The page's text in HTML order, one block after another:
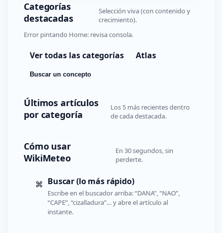
Categorías
destacadas
Selección viva (con contenido y
crecimiento).
Error pintando Home: revisa consola.
Ver todas las categorías Atlas
Buscar un concepto
Últimos artículos
por categoría
Los 5 más recientes dentro
de cada destacada.
Cómo usar
WikiMeteo
En 30 segundos, sin
perderte.
⌘ Buscar (lo más rápido)
Escribe en el buscador arriba: “DANA”, “NAO”,
“CAPE”, “cizalladura”… y abre el artículo al
instante.